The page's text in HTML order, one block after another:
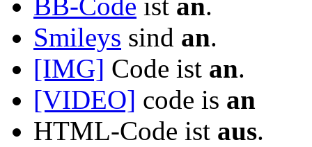
BB-Code ist an.
Smileys sind an.
[IMG] Code ist an.
[VIDEO] code is an
HTML-Code ist aus.